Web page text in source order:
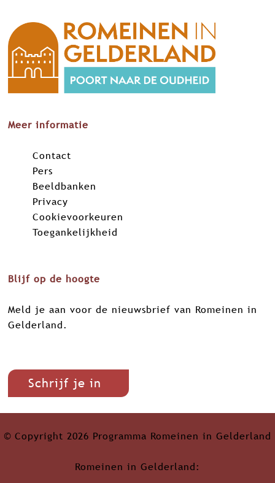
Meer informatie
Contact
Pers
Beeldbanken
Privacy
Cookievoorkeuren
Toegankelijkheid
Blijf op de hoogte
Meld je aan voor de nieuwsbrief van Romeinen in
Gelderland.
Schrijf je in
© Copyright 2026 Programma Romeinen in Gelderland
Romeinen in Gelderland: